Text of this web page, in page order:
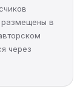
размещены в
через